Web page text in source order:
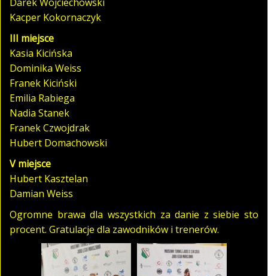
Kacper Kokornaczyk
III miejsce
Kasia Kicińska
Dominika Weiss
Franek Kiciński
Emilia Rabiega
Nadia Stanek
Franek Czwojdrak
Hubert Domachowski
V miejsce
Hubert Kasztelan
Damian Weiss
Ogromne brawa dla wszystkich za danie z siebie sto
procent. Gratulacje dla zawodników i trenerów.